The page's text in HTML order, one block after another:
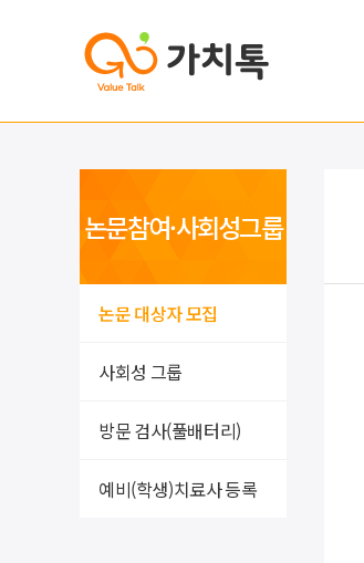
논문참여·사회성그룹
논문 대상자 모집
사회성 그룹
방문 검사(풀배터리)
예비(학생)치료사 등록